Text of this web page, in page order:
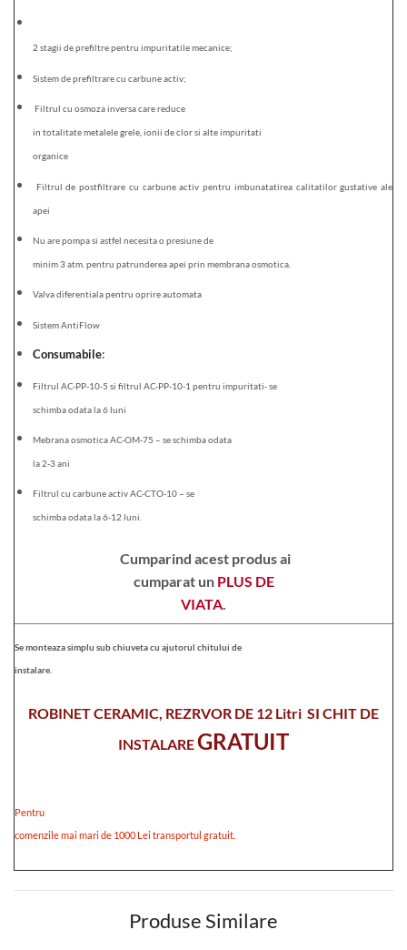
2 stagii de prefiltre pentru impuritatile mecanice;
Sistem de prefiltrare cu carbune activ;
Filtrul cu osmoza inversa care reduce
in totalitate metalele grele, ionii de clor si alte impuritati
organice
Filtrul de postfiltrare cu carbune activ pentru imbunatatirea calitatilor gustative ale
apei
Nu are pompa si astfel necesita o presiune de
minim 3 atm. pentru patrunderea apei prin membrana osmotica.
Valva diferentiala pentru oprire automata
Sistem AntiFlow
Consumabile:
Filtrul AC-PP-10-5 si filtrul AC-PP-10-1 pentru impuritati- se
schimba odata la 6 luni
Mebrana osmotica AC-OM-75 – se schimba odata
la 2-3 ani
Filtrul cu carbune activ AC-CTO-10 – se
schimba odata la 6-12 luni.
Cumparind acest produs ai
cumparat un PLUS DE
VIATA
Se monteaza simplu sub chiuveta cu ajutorul chitului de
instalare.
ROBINET CERAMIC, REZRVOR DE 12 Litri SI CHIT DE
INSTALAREGRATUIT
Pentru
comenzile mai mari de 1000 Lei transportul gratuit.
Produse Similare